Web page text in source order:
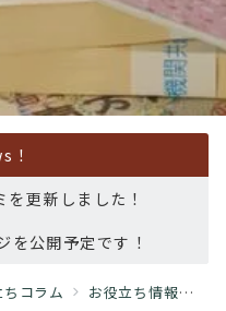
！
更新しました！
公開予定です！
コラム お役立ち情報